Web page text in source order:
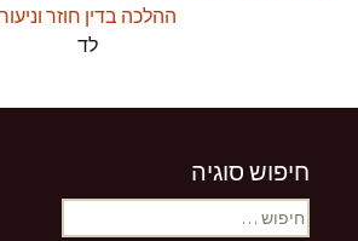
ההלכה בדין חוזר וניעור
לד
חיפוש סוגיה
חיפוש: